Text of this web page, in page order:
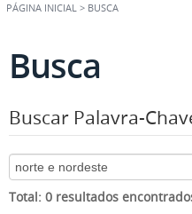
PÁGINA INICIAL > BUSCA
Busca
Buscar Palavra-
Total: 0 resultados